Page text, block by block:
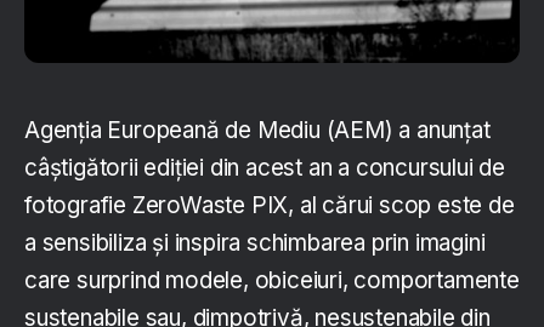
Agenția Europeană de Mediu (AEM) a anunțat
câștigătorii ediției din acest an a concursului de
fotografie ZeroWaste PIX, al cărui scop este de
a sensibiliza și inspira schimbarea prin imagini
care surprind modele, obiceiuri, comportamente
sustenabile sau, dimpotrivă, nesustenabile din